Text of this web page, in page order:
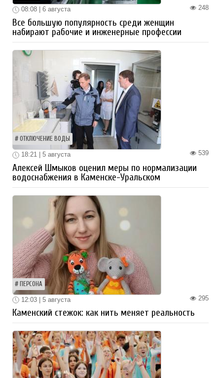
248
08:08 | 6 августа
Все большую популярность среди женщин
набирают рабочие и инженерные профессии
ОТКЛЮЧЕНИЕ ВОДЫ
539
18:21 | 5 августа
Алексей Шмыков оценил меры по нормализации
водоснабжения в Каменске-Уральском
ПЕРСОНА
295
12:03 | 5 августа
Каменский стежок: как нить меняет реальность